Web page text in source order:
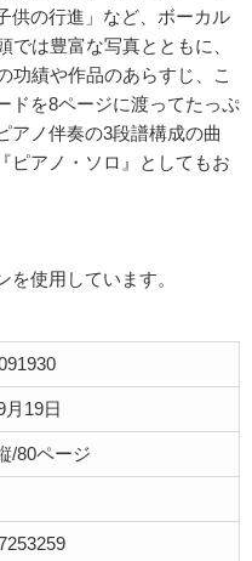
供の行進」など、ボーカル
では豊富な写真とともに、
功績や作品のあらすじ、こ
ドを8ページに渡ってたっぷ
アノ伴奏の3段譜構成の曲
ピアノ・ソロ』としてもお
使用しています。
月19日
/80ページ